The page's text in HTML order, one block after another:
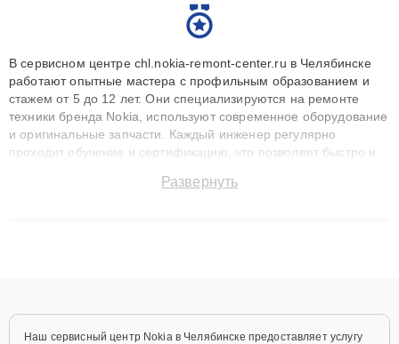
В сервисном центре chl.nokia-remont-center.ru в Челябинске
работают опытные мастера с профильным образованием и
стажем от 5 до 12 лет. Они специализируются на ремонте
техники бренда Nokia, используют современное оборудование
и оригинальные запчасти. Каждый инженер регулярно
проходит обучение и сертификацию, что позволяет быстро и
сохранением гарантии до 3 лет. Наши мастера решают
Развернуть
Наш сервисный центр Nokia в Челябинске предоставляет услугу